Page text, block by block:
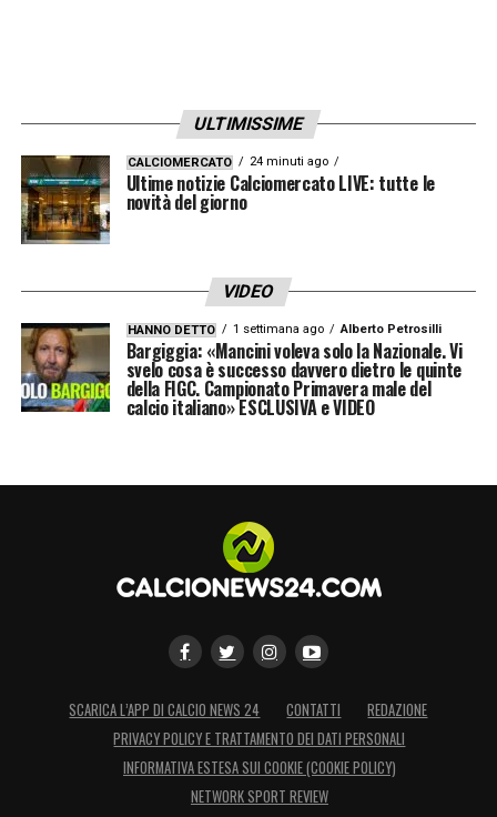
ULTIMISSIME
CALCIOMERCATO 24 minuti ago
Ultime notizie Calciomercato LIVE: tutte le
novità del giorno
VIDEO
HANNO DETTO 1 settimana ago Alberto Petrosilli
Bargiggia: «Mancini voleva solo la Nazionale. Vi
svelo cosa è successo davvero dietro le quinte
della FIGC. Campionato Primavera male del
calcio italiano» ESCLUSIVA e VIDEO
SCARICA L’APP DI CALCIO NEWS 24 CONTATTI
REDAZIONE
PRIVACY POLICY E TRATTAMENTO DEI DATI PERSONALI
INFORMATIVA ESTESA SUI COOKIE (COOKIE POLICY)
NETWORK SPORT REVIEW